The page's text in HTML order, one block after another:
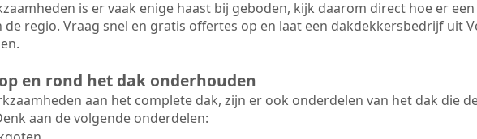
is er vaak enige haast bij geboden, kijk daarom direct hoe er
de regio. Vraag snel en gratis offertes op en laat een dakdekkersbedrijf uit
en rond het dak onderhouden
aan het complete dak, zijn er ook onderdelen van het dak die
aan de volgende onderdelen: